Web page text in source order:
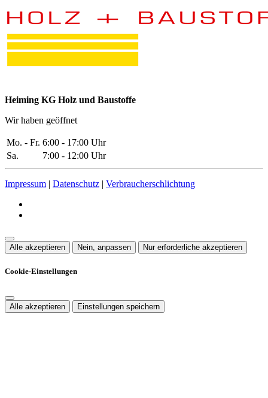
Heiming KG Holz und Baustoffe
Wir haben geöffnet
Mo. - Fr. 6:00 - 17:00 Uhr
Sa.
7:00 - 12:00 Uhr
Impressum | Datenschutz | Verbraucherschlichtung
Alle akzeptieren Nein, anpassen Nur erforderliche akzeptieren
Cookie-Einstellungen
Alle akzeptieren Einstellungen speichern